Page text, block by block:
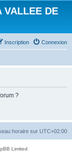
VALLEE DE
Connexion
Inscription
?
horaire sur UTC+02:00
Limited